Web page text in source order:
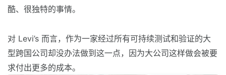
酷、很独特的事情。
对 Levi’s 而言，作为一家经过所有可持续测试和验证的大
型跨国公司却没办法做到这一点，因为大公司这样做会被要
求付出更多的成本。